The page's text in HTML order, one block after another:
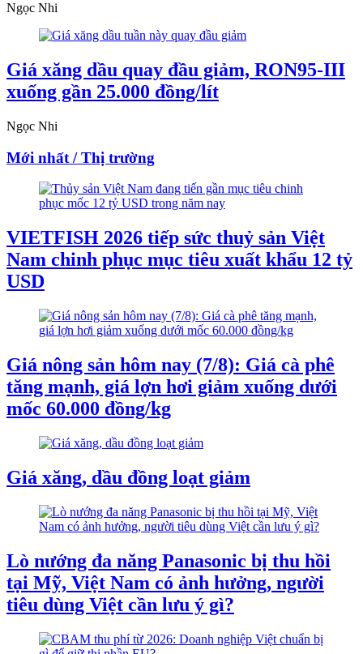
Ngọc Nhi
Giá xăng dầu quay đầu giảm, RON95-III
xuống gần 25.000 đồng/lít
Ngọc Nhi
Mới nhất / Thị trường
VIETFISH 2026 tiếp sức thuỷ sản Việt
Nam chinh phục mục tiêu xuất khẩu 12 tỷ
USD
Giá nông sản hôm nay (7/8): Giá cà phê
tăng mạnh, giá lợn hơi giảm xuống dưới
mốc 60.000 đồng/kg
Giá xăng, dầu đồng loạt giảm
Lò nướng đa năng Panasonic bị thu hồi
tại Mỹ, Việt Nam có ảnh hưởng, người
tiêu dùng Việt cần lưu ý gì?